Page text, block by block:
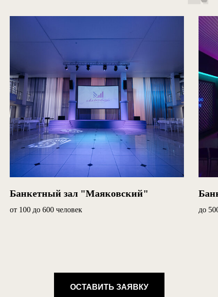
Банкетный зал "Маяковский"
от 100 до 600 человек до
ОСТАВИТЬ ЗАЯВКУ